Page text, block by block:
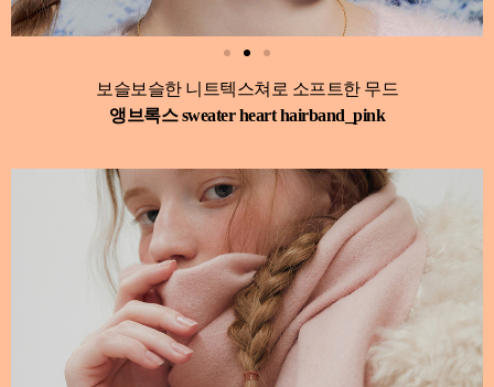
보슬보슬한 니트텍스쳐로 소프트한 무드
앵브록스 sweater heart hairband_pink